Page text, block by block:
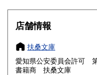
大阪府
奈良県
鳥取県
店舗情報
扶桑文庫
愛知県公安委員会許可
書籍商 扶桑文庫